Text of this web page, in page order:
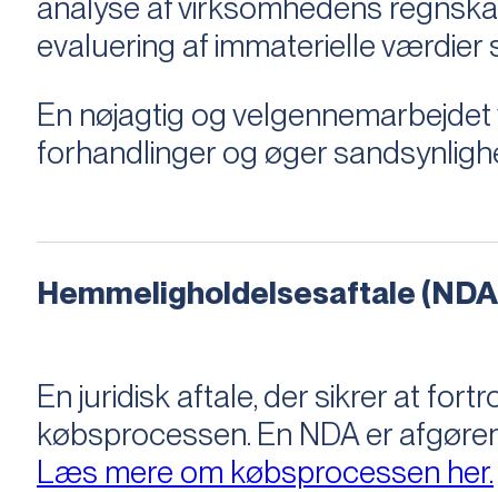
analyse af virksomhedens
evaluering af immaterielle
En nøjagtig og
forhandlinger og øger
Hemmeligholdelsesaftale
En juridisk aftale, der sikrer at
købsprocessen​​. En NDA er
Læs mere om købsprocessen her.